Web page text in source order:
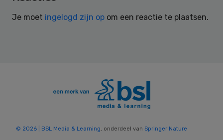
Je moet ingelogd zijn op om een reactie te plaatsen.
© 2026 | BSL Media & Learning, onderdeel van Springer Nature